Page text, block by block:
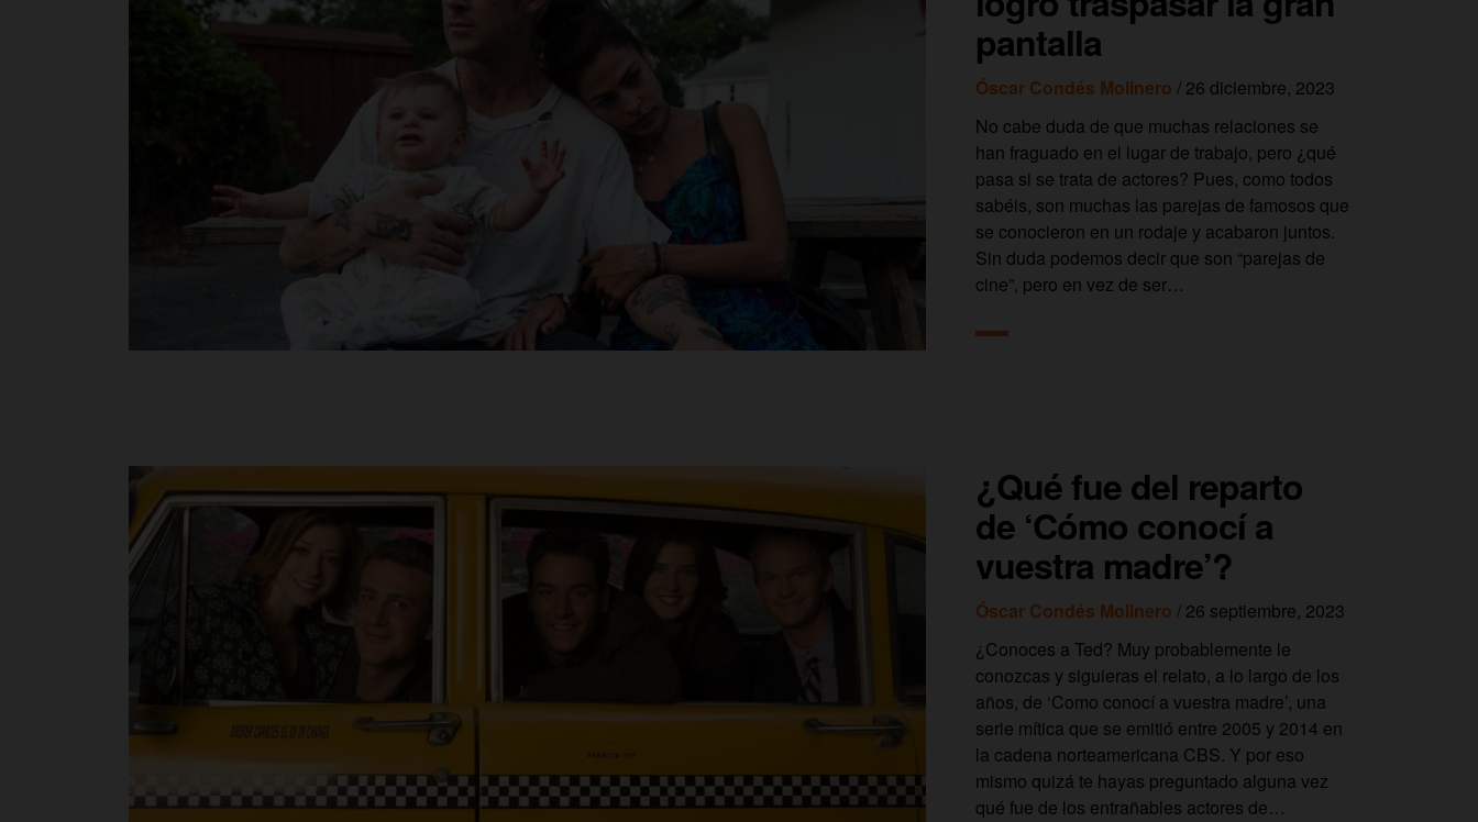
pantalla
Óscar Condés Molinero / 26 diciembre, 2023
No cabe duda de que muchas relaciones se
han fraguado en el lugar de trabajo, pero ¿qué
pasa si se trata de actores? Pues, como todos
sabéis, son muchas las parejas de famosos que
se conocieron en un rodaje y acabaron juntos.
Sin duda podemos decir que son “parejas de
cine”, pero en vez de ser…
¿Qué fue del reparto
de ‘Cómo conocí a
vuestra madre’?
Óscar Condés Molinero / 26 septiembre, 2023
¿Conoces a Ted? Muy probablemente le
conozcas y siguieras el relato, a lo largo de los
años, de ‘Como conocí a vuestra madre’, una
serie mítica que se emitió entre 2005 y 2014 en
la cadena norteamericana CBS. Y por eso
mismo quizá te hayas preguntado alguna vez
qué fue de los entrañables actores de…